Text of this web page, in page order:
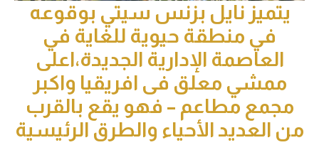
نايل بزنس سيتي بوقوعه
في منطقة حيوية للغاية في
الإدارية الجديدة،اعلى
معلق فى افريقيا واكبر
مطاعم – فهو يقع بالقرب
الأحياء والطرق الرئيسية